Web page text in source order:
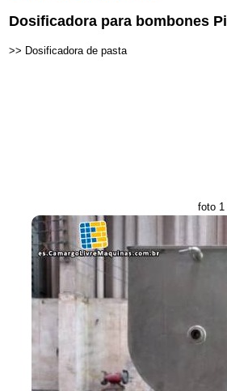
Dosificadora para bombones
>> Dosificadora de pasta
foto 1